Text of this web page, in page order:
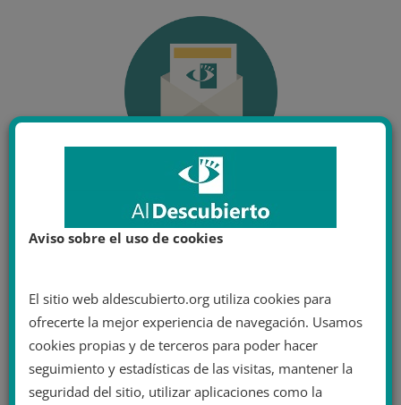
Aviso sobre el uso de cookies
El sitio web aldescubierto.org utiliza cookies para
ofrecerte la mejor experiencia de navegación. Usamos
cookies propias y de terceros para poder hacer
seguimiento y estadísticas de las visitas, mantener la
seguridad del sitio, utilizar aplicaciones como la